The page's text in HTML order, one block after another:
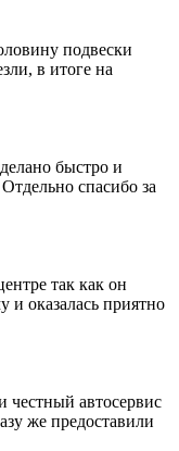
подвески
в итоге на
быстро и
спасибо за
так как он
оказалась приятно
автосервис
же предоставили